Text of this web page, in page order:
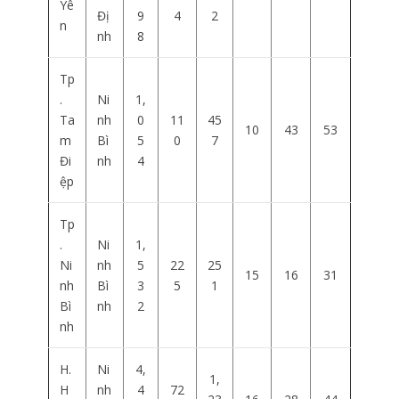
Yê
n
Đị
nh
9
8
4
2
Tp
.
Ta
m
Đi
ệp
Ni
nh
Bì
nh
1,
0
5
4
11
0
45
7
10 43 53
Tp
.
Ni
nh
Bì
nh
Ni
nh
Bì
nh
1,
5
3
2
22
5
25
1
15 16 31
H.
H
Ni
nh
4,
4
72
1,